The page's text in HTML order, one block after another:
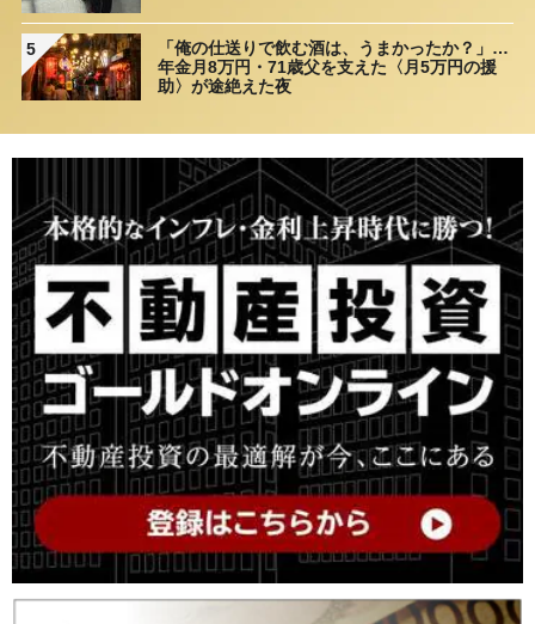
5
「俺の仕送りで飲む酒は、うまかったか？」…
年金月8万円・71歳父を支えた〈月5万円の援
助〉が途絶えた夜